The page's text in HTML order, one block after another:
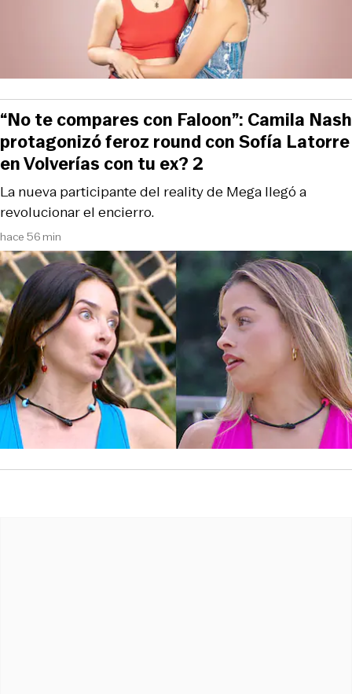
hace 56 min
La nueva participante del reality de Mega llegó a
revolucionar el encierro.
“No te compares con Faloon”: Camila Nash
protagonizó feroz round con Sofía Latorre
en Volverías con tu ex? 2